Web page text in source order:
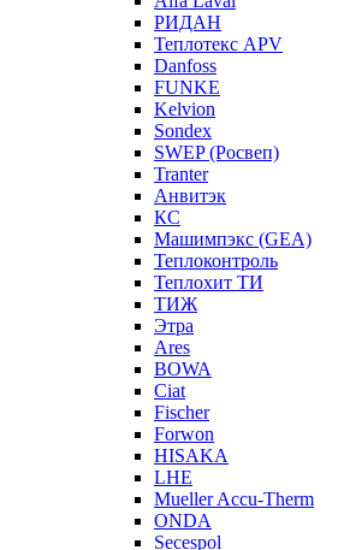
РИДАН
Теплотекс APV
Danfoss
FUNKE
Kelvion
Sondex
SWEP (Росвеп)
Tranter
Анвитэк
КС
Машимпэкс (GEA)
Теплоконтроль
Теплохит ТИ
ТИЖ
Этра
Ares
BOWA
Ciat
Fischer
Forwon
HISAKA
LHE
Mueller Accu-Therm
ONDA
Secespol